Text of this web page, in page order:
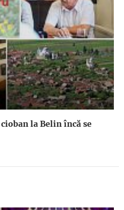
la Belin încă se